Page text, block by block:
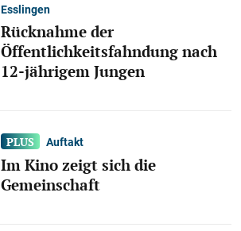
Esslingen
Rücknahme der
Öffentlichkeitsfahndung nach
12-jährigem Jungen
Auftakt
Im Kino zeigt sich die
Gemeinschaft